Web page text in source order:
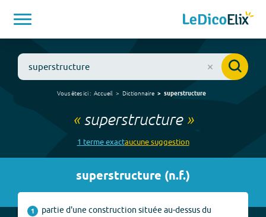
Vous êtes ici : Accueil Dictionnaire superstructure
«superstructure»
1 termeexactaucunesuggestion
superstructure (n.f.)
1
partie d'une construction située au-dessus du